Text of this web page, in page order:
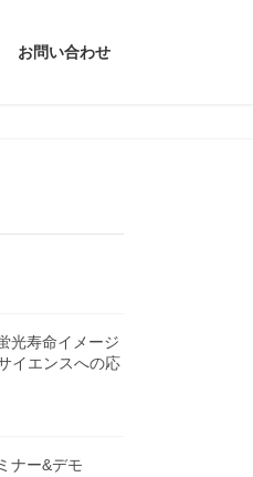
お問い合わせ
光寿命イメージ
イエンスへの応
ナー&デモ